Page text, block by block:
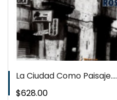
La Ciudad Como Paisaje....
Precio
$628.00